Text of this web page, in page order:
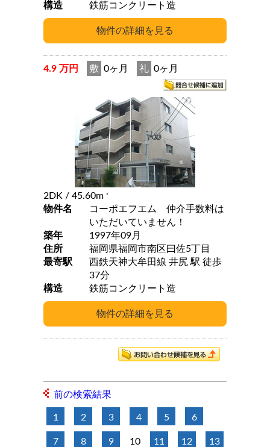
構造
鉄筋コンクリート造
4.9 万円 敷 0ヶ月 礼 0ヶ月
2DK / 45.60m 2
物件名
コーポエフエム 仲介手数料は
いただいていません！
築年
1997年09月
住所
福岡県福岡市南区曰佐5丁目
最寄駅
西鉄天神大牟田線 井尻 駅 徒歩
37分
構造
鉄筋コンクリート造
前の検索結果
1 2 3 4 5 6
7 8 9 10 11 12 13